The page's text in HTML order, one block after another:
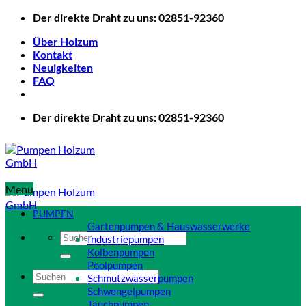
Zum
springen
Der direkte Draht zu uns: 02851-92360
Über Holzum
Kontakt
Neuigkeiten
FAQ
Der direkte Draht zu uns: 02851-92360
Suchen
nach:
Suchen
nach:
Menu
PUMPEN
Gartenpumpen & Hauswasserwerke
Industriepumpen
Kolbenpumpen
Poolpumpen
Schmutzwasserpumpen
Schwengelpumpen